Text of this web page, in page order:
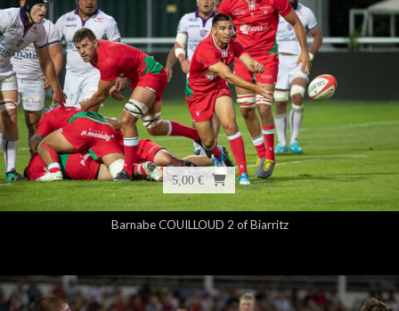
5,00 €
Barnabe COUILLOUD 2 of Biarritz